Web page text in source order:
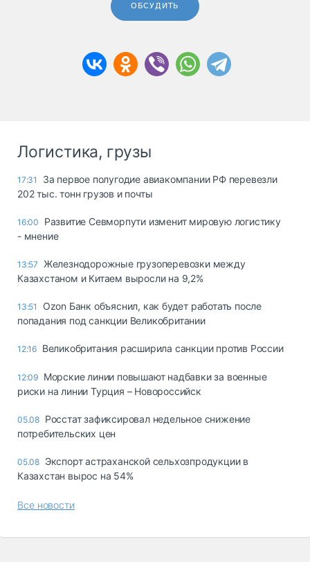
ОБСУДИТЬ
Логистика, грузы
17:31
За первое полугодие авиакомпании РФ перевезли
202 тыс. тонн грузов и почты
16:00
Развитие Севморпути изменит мировую логистику
- мнение
13:57
Железнодорожные грузоперевозки между
Казахстаном и Китаем выросли на 9,2%
13:51
Ozon Банк объяснил, как будет работать после
попадания под санкции Великобритании
12:16 Великобритания расширила санкции против России
12:09 Морские линии повышают надбавки за военные
риски на линии Турция – Новороссийск
05.08 Росстат зафиксировал недельное снижение
потребительских цен
05.08 Экспорт астраханской сельхозпродукции в
Казахстан вырос на 54%
Все новости